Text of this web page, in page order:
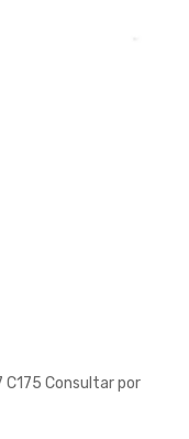
C175 Consultar por